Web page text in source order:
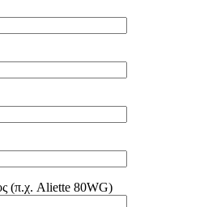
(π.χ. Aliette 80WG)